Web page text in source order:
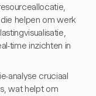
helpen om werk
time inzichten in
analyse cruciaal
wat helpt om